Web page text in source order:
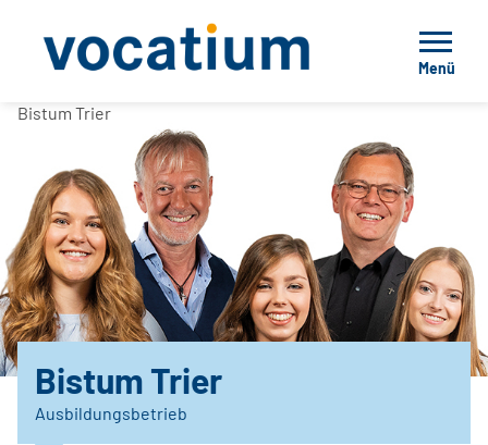
Menü
Bistum Trier
Bistum Trier
Ausbildungsbetrieb